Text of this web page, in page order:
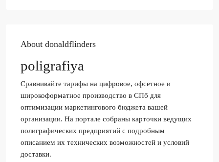
About donaldflinders
poligrafiya
Сравнивайте тарифы на цифровое, офсетное и
широкоформатное производство в СПб для
оптимизации маркетингового бюджета вашей
организации. На портале собраны карточки ведущих
полиграфических предприятий с подробным
описанием их технических возможностей и условий
доставки.